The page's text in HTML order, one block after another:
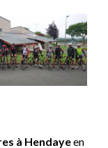
à Hendayeen